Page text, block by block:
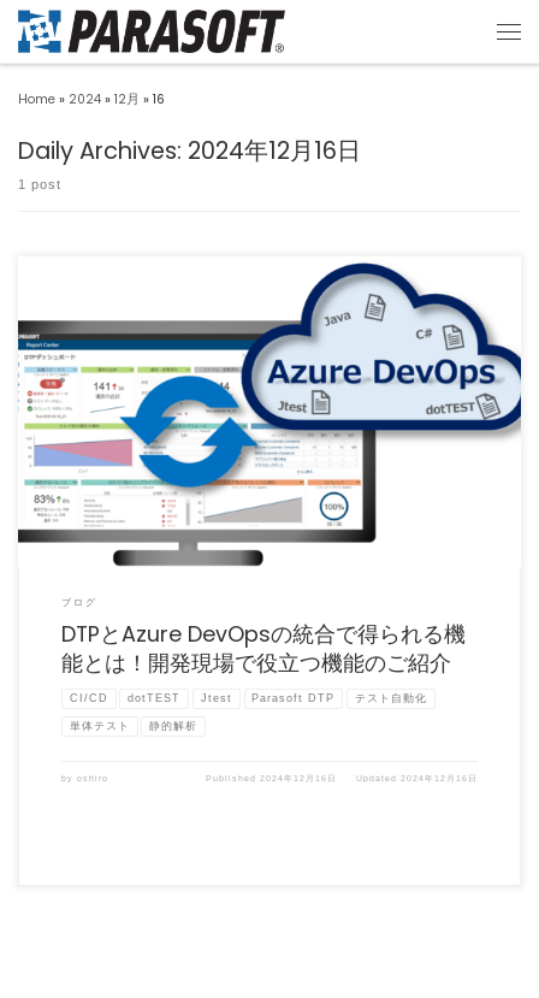
Home » 2024 » 12月 » 16
Daily Archives: 2024年12月16日
1 post
Parasoft DTP（以降、DTP）は、JtestやdotTESTなどの静的解析結果を管理し、品
[…]
ブログ
DTPとAzure DevOpsの統合で得られる機
能とは！開発現場で役立つ機能のご紹介
CI/CD dotTEST Jtest Parasoft DTP テスト自動化
単体テスト 静的解析
by oshiro Published 2024年12月16日 Updated 2024年12月16日